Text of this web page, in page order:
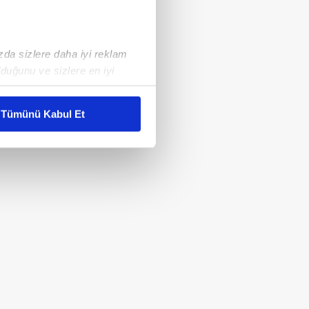
sizlere daha iyi reklam
ve sizlere en iyi
karşılamak
kullanılmaktadır. Bu
sunulması
ve sizlere yönelik
Tümünü Kabul Et